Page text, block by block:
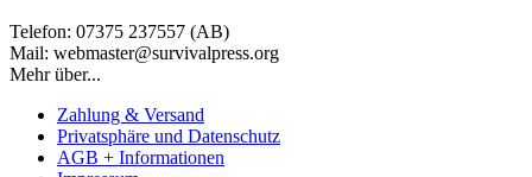
Telefon: 07375 237557 (AB)
Mail: webmaster@survivalpress.org
Mehr über...
Zahlung & Versand
Privatsphäre und Datenschutz
AGB + Informationen